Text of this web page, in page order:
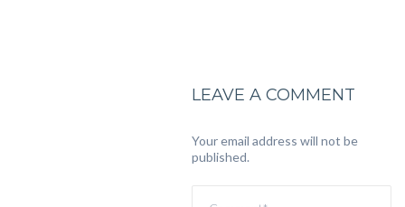
LEAVE A COMMENT
Your email address will not be
published.